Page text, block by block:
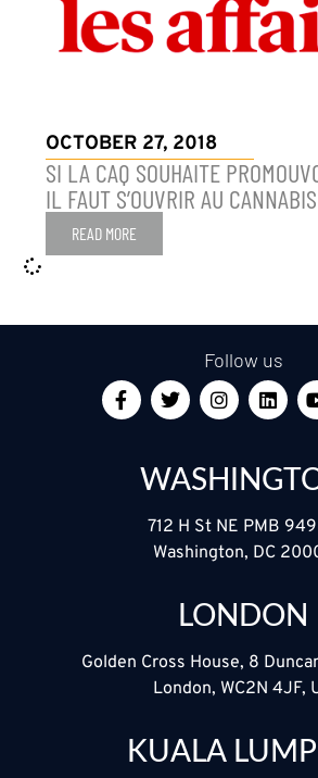
OCTOBER 27, 2018
SI LA CAQ SOUHAITE
IL FAUT S’OUVRIR AU CANNABIS
READ MORE
Follow us
712 H St NE PMB
Washington, DC
LONDON
Golden Cross House, 8
London, WC2N 4JF,
KUALA